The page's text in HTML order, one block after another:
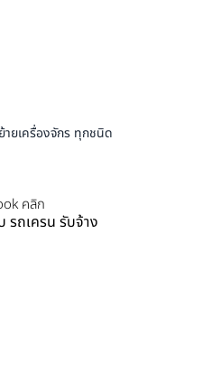
ายเครื่องจักร ทุกชนิด
คลิก
รถเครน รับจ้าง